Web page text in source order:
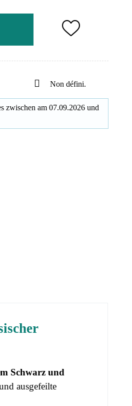
Non défini.
zwischen am 07.09.2026 und
Schwarz und
ausgefeilte